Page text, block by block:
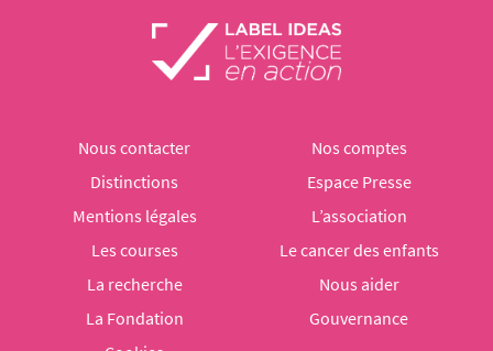
Nous contacter
Nos comptes
Distinctions
Espace Presse
Mentions légales
L’association
Les courses
Le cancer des enfants
La recherche
Nous aider
La Fondation
Gouvernance